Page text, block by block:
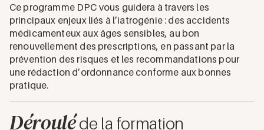
Ce programme DPC vous guidera à travers les
principaux enjeux liés à l’iatrogénie : des accidents
médicamenteux aux âges sensibles, au bon
renouvellement des prescriptions, en passant par la
prévention des risques et les recommandations pour
une rédaction d’ordonnance conforme aux bonnes
pratique.
Dérouléde la formation